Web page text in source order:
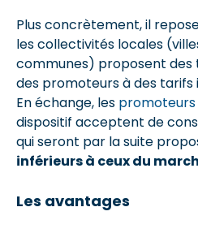
Plus concrètement, il
les collectivités locales
communes) proposent des
des promoteurs à des tarifs
En échange, les promoteurs
dispositif acceptent de
qui seront par la suite
inférieurs à ceux du
Les avantages